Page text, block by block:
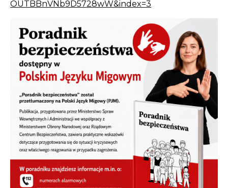
OUTBBnVNb9D5728wW&index=3